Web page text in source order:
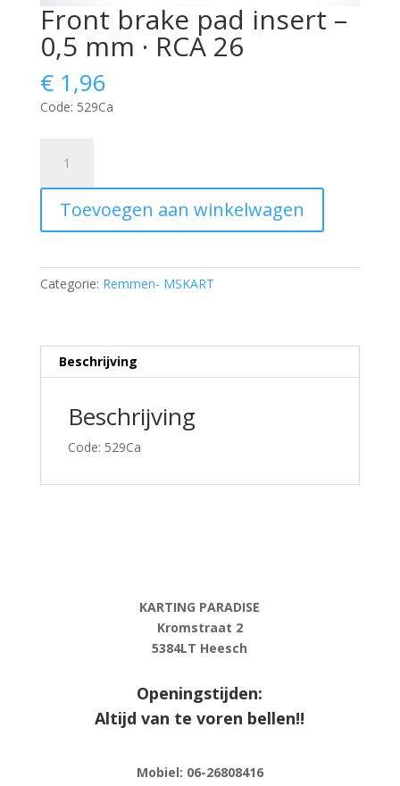
Front brake pad insert –
0,5 mm · RCA 26
€1,96
Code: 529Ca
brake
pad
insert
-
mm
·
aantal
Toevoegen aan winkelwagen
Categorie: Remmen- MSKART
Beschrijving
Beschrijving
Code: 529Ca
KARTING PARADISE
Kromstraat 2
5384LT Heesch
Openingstijden:
Altijd van te voren bellen!!
Mobiel: 06-26808416